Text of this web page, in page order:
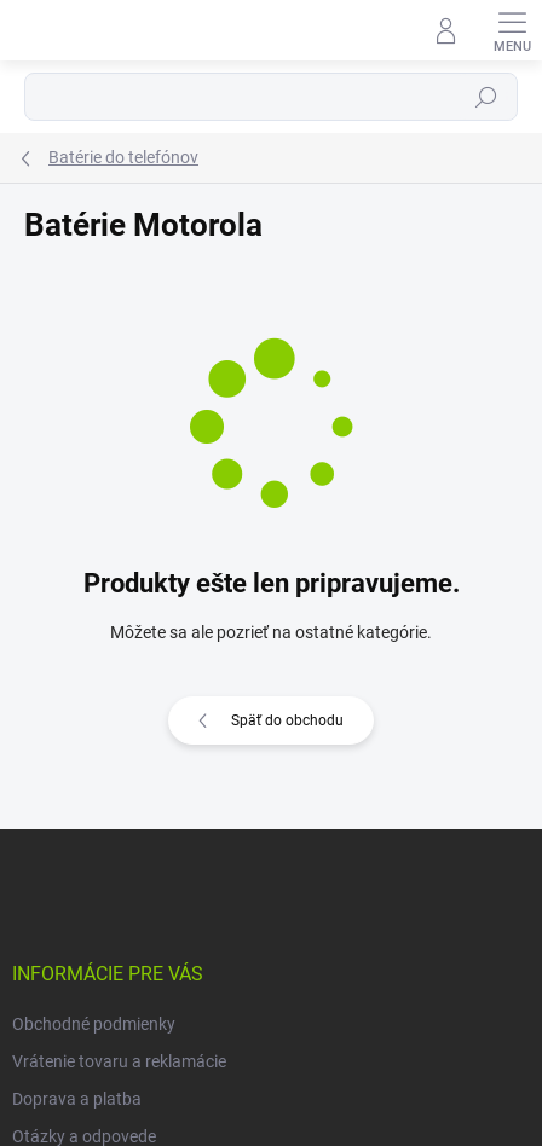
Hľadať
Batérie do telefónov
Batérie Motorola
Produkty ešte len pripravujeme.
Môžete sa ale pozrieť na ostatné kategórie.
Späť do obchodu
INFORMÁCIE PRE VÁS
Obchodné podmienky
Vrátenie tovaru a reklamácie
Doprava a platba
Otázky a odpovede
⬇